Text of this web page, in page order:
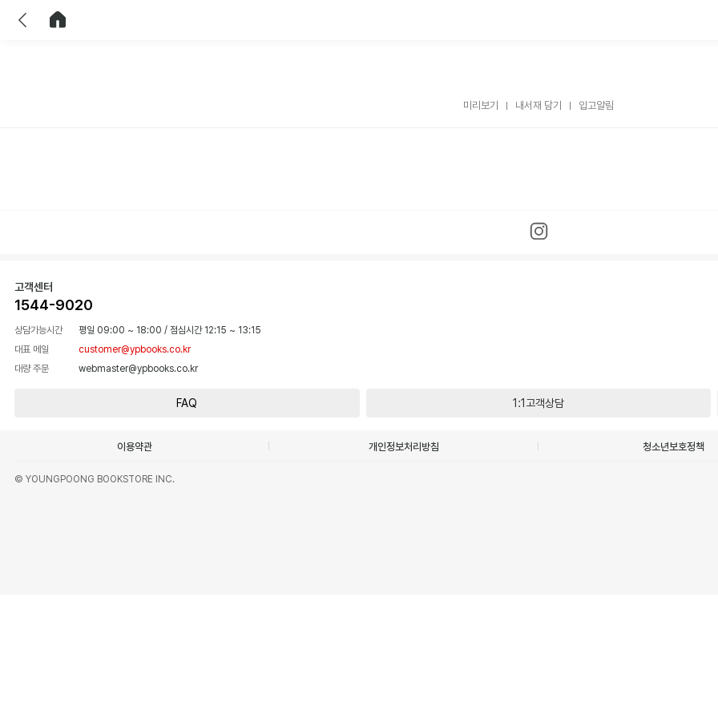
미리보기 내서재 담기 입고알림
고객센터
1544-9020
상담가능시간 평일 09:00 ~ 18:00 / 점심시간 12:15 ~ 13:15
대표 메일
customer@ypbooks.co.kr
대량 주문
webmaster@ypbooks.co.kr
FAQ 1:1고객상담
이용약관 개인정보처리방침 청소년보호정책
© YOUNGPOONG BOOKSTORE INC.